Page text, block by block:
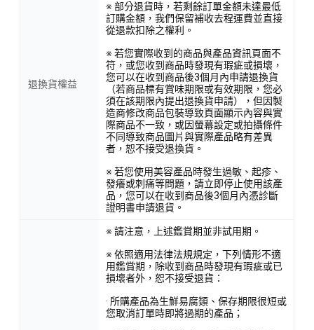
退換貨權益
※ 部分退貨時，若剩餘訂單金額未達最低
訂購金額，我們保留補收去程運費並直接
從退款扣除之權利。
※ 若您實際收到的商品與產品資訊頁面不
符，或您收到商品時發現有瑕疵或損壞，
您可以在收到商品後3個月內申請退換貨
（若商品標有賞味期限或有效期限，您必
須在該期限內提出退換貨申請），但因製
造商修改商品包裝導致頁面顯示內容與實
際商品不一致，或因螢幕設定或拍攝條件
不同導致商品圖片與實際產品略有差異
者，恕不接受退換貨。
※ 若您使用美容產品時發生過敏、起疹、
發癢或刺痛等問題，請立即停止使用該產
品，您可以在收到商品後3個月內憑診斷
證明書申請退貨。
※ 請注意，上述鑑賞期並非試用期。
※ 依照適用法律法規規定，下列情形不適
用鑑賞期，除收到商品時發現有瑕疵或已
損壞者外，恕不接受退貨：
· 所購產品為生鮮易腐類、保存期限很短或
您取消訂單時即將過期的產品；